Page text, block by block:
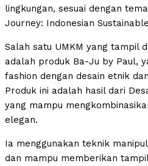
lingkungan, sesuai dengan
Journey: Indonesian
Salah satu UMKM yang tampil
adalah produk Ba-Ju by Paul,
fashion dengan desain etnik
Produk ini adalah hasil dari
yang mampu
elegan.
Ia menggunakan teknik
dan mampu memberikan